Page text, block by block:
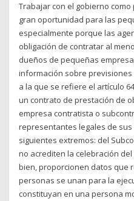
Trabajar con el gobierno
gran oportunidad para las
especialmente porque las
obligación de contratar al
dueños de pequeñas
información sobre
a la que se refiere el artículo
un contrato de prestación de
empresa contratista o
representantes legales de
siguientes extremos: del
no acrediten la celebración
bien, proporcionen datos que
personas se unan para la
constituyan en una persona